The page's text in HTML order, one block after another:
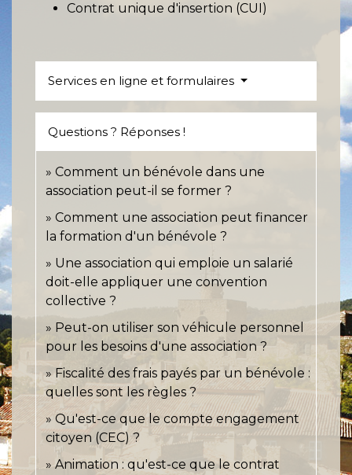
Contrat unique d'insertion (CUI)
Services en ligne et formulaires
Questions ? Réponses !
Comment un bénévole dans une
association peut-il se former ?
Comment une association peut financer
la formation d'un bénévole ?
Une association qui emploie un salarié
doit-elle appliquer une convention
collective ?
Peut-on utiliser son véhicule personnel
pour les besoins d'une association ?
Fiscalité des frais payés par un bénévole :
quelles sont les règles ?
Qu'est-ce que le compte engagement
citoyen (CEC) ?
Animation : qu'est-ce que le contrat